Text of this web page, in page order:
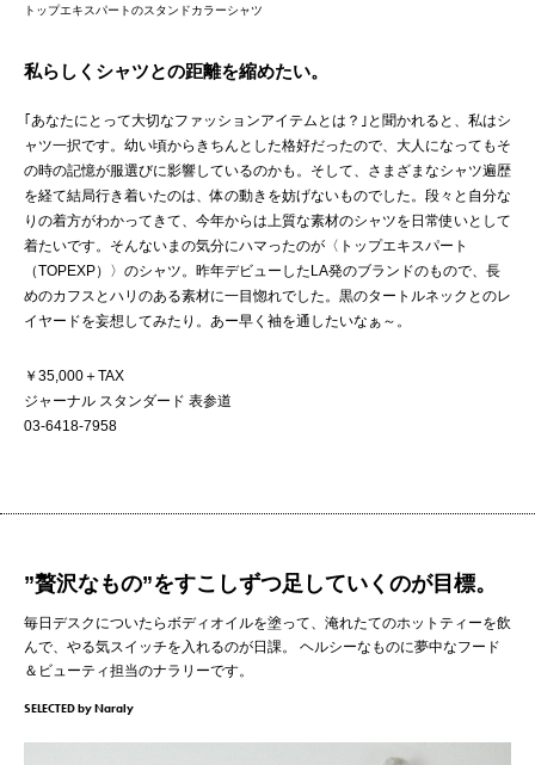
トップエキスパートのスタンドカラーシャツ
私らしくシャツとの距離を縮めたい。
｢あなたにとって大切なファッションアイテムとは？｣と聞かれると、私はシ
ャツ一択です。幼い頃からきちんとした格好だったので、大人になってもそ
の時の記憶が服選びに影響しているのかも。そして、さまざまなシャツ遍歴
を経て結局行き着いたのは、体の動きを妨げないものでした。段々と自分な
りの着方がわかってきて、今年からは上質な素材のシャツを日常使いとして
着たいです。そんないまの気分にハマったのが〈トップエキスパート
（TOPEXP）〉のシャツ。昨年デビューしたLA発のブランドのもので、長
めのカフスとハリのある素材に一目惚れでした。黒のタートルネックとのレ
イヤードを妄想してみたり。あー早く袖を通したいなぁ～。
￥35,000＋TAX
ジャーナル スタンダード 表参道
03-6418-7958
”贅沢なもの”をすこしずつ足していくのが目標。
毎日デスクについたらボディオイルを塗って、淹れたてのホットティーを飲
んで、やる気スイッチを入れるのが日課。
ヘルシーなものに夢中なフード
＆ビューティ担当のナラリーです。
SELECTED by Naraly